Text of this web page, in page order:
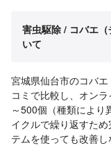
害虫駆除 / コバエ
いて
宮城県仙台市のコバ
コミで比較し、オン
～500個（種類により
イクルで繰り返すた
テムを使っても改善